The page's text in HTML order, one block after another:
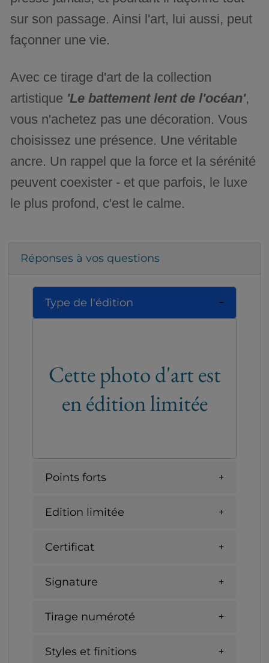
sur son passage. Ainsi l'art, lui aussi, peut
façonner une vie.
Avec ce tirage d'art de la collection
artistique 'Le battement lent de l'océan',
vous n'achetez pas une décoration. Vous
choisissez une présence. Une véritable
ancre. Un rappel que la force et la sérénité
peuvent coexister - et que parfois, le luxe
le plus profond, c'est le calme.
Réponses à vos questions
Type de l'édition
Cette photo d'art est
en édition limitée
Points forts
Edition limitée
Certificat
Signature
Tirage numéroté
Styles et finitions